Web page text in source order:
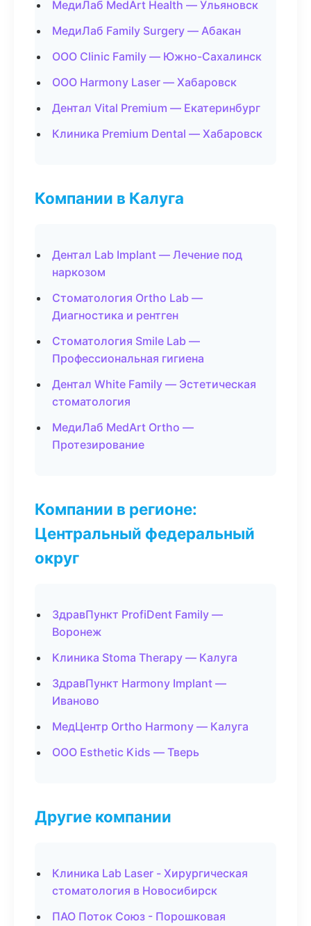
МедиЛаб MedArt Health — Ульяновск
МедиЛаб Family Surgery — Абакан
ООО Clinic Family — Южно-Сахалинск
ООО Harmony Laser — Хабаровск
Дентал Vital Premium — Екатеринбург
Клиника Premium Dental — Хабаровск
Компании в Калуга
Дентал Lab Implant — Лечение под
наркозом
Стоматология Ortho Lab —
Диагностика и рентген
Стоматология Smile Lab —
Профессиональная гигиена
Дентал White Family — Эстетическая
стоматология
МедиЛаб MedArt Ortho —
Протезирование
Компании в регионе:
Центральный федеральный
округ
ЗдравПункт ProfiDent Family —
Воронеж
Клиника Stoma Therapy — Калуга
ЗдравПункт Harmony Implant —
Иваново
МедЦентр Ortho Harmony — Калуга
ООО Esthetic Kids — Тверь
Другие компании
Клиника Lab Laser - Хирургическая
стоматология в Новосибирск
ПАО Поток Союз - Порошковая